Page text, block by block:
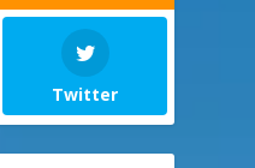
Twitter